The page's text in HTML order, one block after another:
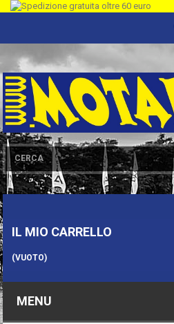
IL MIO CARRELLO
(VUOTO)
MENU